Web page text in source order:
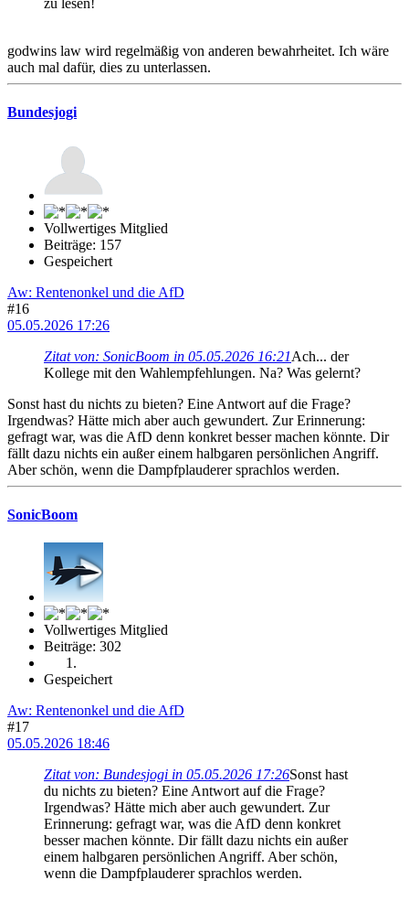
zu lesen!
godwins law wird regelmäßig von anderen bewahrheitet. Ich wäre
auch mal dafür, dies zu unterlassen.
Bundesjogi
Vollwertiges Mitglied
Beiträge: 157
Gespeichert
Aw: Rentenonkel und die AfD
#16
05.05.2026 17:26
Zitat von: SonicBoom in 05.05.2026 16:21Ach... der
Kollege mit den Wahlempfehlungen. Na? Was gelernt?
Sonst hast du nichts zu bieten? Eine Antwort auf die Frage?
Irgendwas? Hätte mich aber auch gewundert. Zur Erinnerung:
gefragt war, was die AfD denn konkret besser machen könnte. Dir
fällt dazu nichts ein außer einem halbgaren persönlichen Angriff.
Aber schön, wenn die Dampfplauderer sprachlos werden.
SonicBoom
Vollwertiges Mitglied
Beiträge: 302
Gespeichert
Aw: Rentenonkel und die AfD
#17
05.05.2026 18:46
Zitat von: Bundesjogi in 05.05.2026 17:26Sonst hast
du nichts zu bieten? Eine Antwort auf die Frage?
Irgendwas? Hätte mich aber auch gewundert. Zur
Erinnerung: gefragt war, was die AfD denn konkret
besser machen könnte. Dir fällt dazu nichts ein außer
einem halbgaren persönlichen Angriff. Aber schön,
wenn die Dampfplauderer sprachlos werden.